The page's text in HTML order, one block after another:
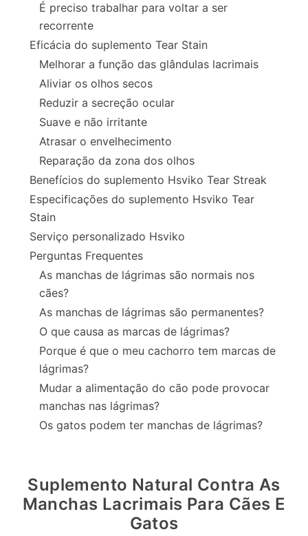
É preciso trabalhar para voltar a ser
recorrente
Eficácia do suplemento Tear Stain
Melhorar a função das glândulas lacrimais
Aliviar os olhos secos
Reduzir a secreção ocular
Suave e não irritante
Atrasar o envelhecimento
Reparação da zona dos olhos
Benefícios do suplemento Hsviko Tear Streak
Especificações do suplemento Hsviko Tear
Stain
Serviço personalizado Hsviko
Perguntas Frequentes
As manchas de lágrimas são normais nos
cães?
As manchas de lágrimas são permanentes?
O que causa as marcas de lágrimas?
Porque é que o meu cachorro tem marcas de
lágrimas?
Mudar a alimentação do cão pode provocar
manchas nas lágrimas?
Os gatos podem ter manchas de lágrimas?
Suplemento Natural Contra As
Manchas Lacrimais Para Cães E
Gatos